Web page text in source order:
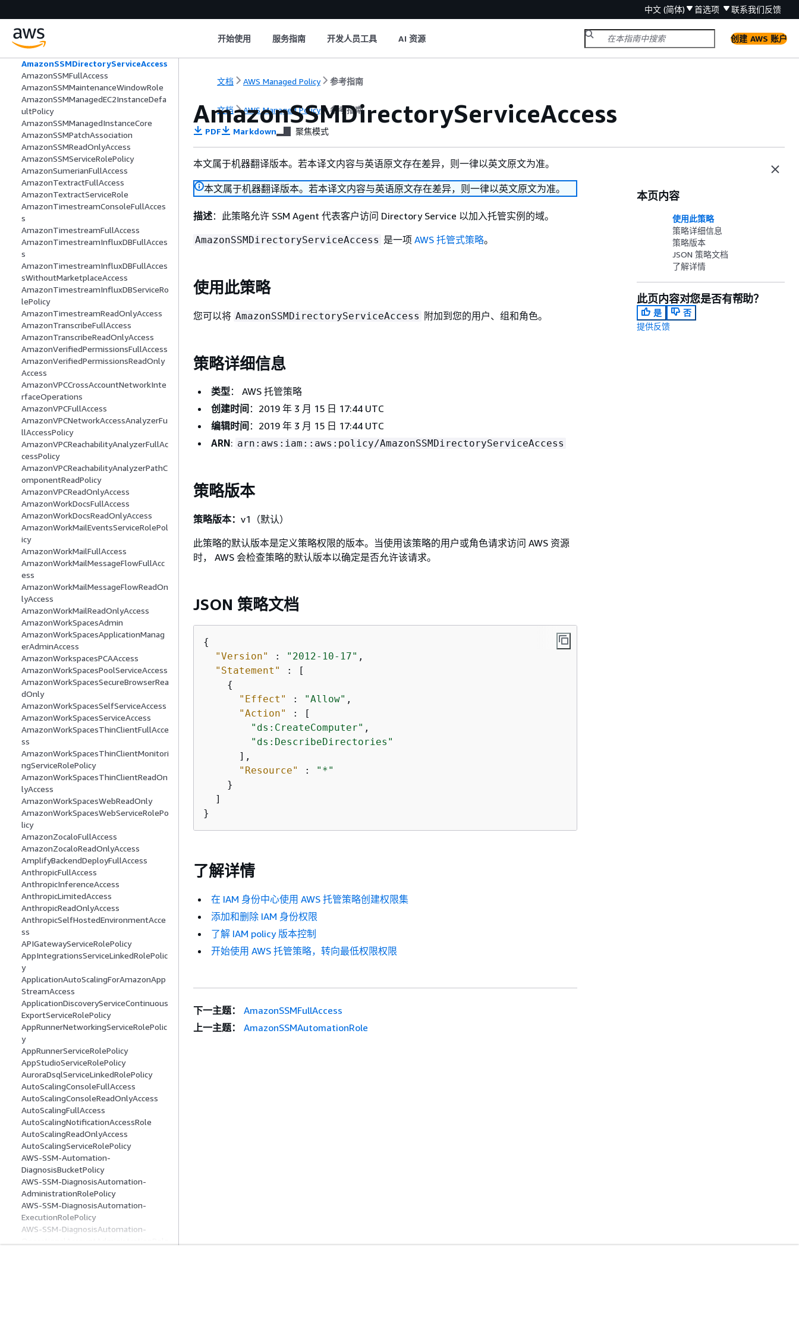
中文 (简体) 首选项 联系我们反馈
开始使用 服务指南 开发人员工具 AI 资源 创建 AWS 账户
AmazonSSMAutomationApproverAcce
ss
AmazonSSMAutomationRole
AmazonSSMDirectoryServiceAccess
AmazonSSMFullAccess
AmazonSSMMaintenanceWindowRole
AmazonSSMManagedEC2InstanceDefa
ultPolicy
AmazonSSMManagedInstanceCore
AmazonSSMPatchAssociation
AmazonSSMReadOnlyAccess
AmazonSSMServiceRolePolicy
AmazonSumerianFullAccess
AmazonTextractFullAccess
AmazonTextractServiceRole
AmazonTimestreamConsoleFullAcces
s
AmazonTimestreamFullAccess
AmazonTimestreamInfluxDBFullAcces
s
AmazonTimestreamInfluxDBFullAcces
sWithoutMarketplaceAccess
AmazonTimestreamInfluxDBServiceRo
lePolicy
AmazonTimestreamReadOnlyAccess
AmazonTranscribeFullAccess
AmazonTranscribeReadOnlyAccess
AmazonVerifiedPermissionsFullAccess
AmazonVerifiedPermissionsReadOnly
Access
AmazonVPCCrossAccountNetworkInte
rfaceOperations
AmazonVPCFullAccess
AmazonVPCNetworkAccessAnalyzerFu
llAccessPolicy
AmazonVPCReachabilityAnalyzerFullAc
cessPolicy
AmazonVPCReachabilityAnalyzerPathC
omponentReadPolicy
AmazonVPCReadOnlyAccess
AmazonWorkDocsFullAccess
AmazonWorkDocsReadOnlyAccess
AmazonWorkMailEventsServiceRolePol
icy
AmazonWorkMailFullAccess
AmazonWorkMailMessageFlowFullAcc
ess
AmazonWorkMailMessageFlowReadOn
lyAccess
AmazonWorkMailReadOnlyAccess
AmazonWorkSpacesAdmin
AmazonWorkSpacesApplicationManag
erAdminAccess
AmazonWorkspacesPCAAccess
AmazonWorkSpacesPoolServiceAccess
AmazonWorkSpacesSecureBrowserRea
dOnly
AmazonWorkSpacesSelfServiceAccess
AmazonWorkSpacesServiceAccess
AmazonWorkSpacesThinClientFullAcce
ss
AmazonWorkSpacesThinClientMonitori
ngServiceRolePolicy
AmazonWorkSpacesThinClientReadOn
lyAccess
AmazonWorkSpacesWebReadOnly
AmazonWorkSpacesWebServiceRolePo
licy
AmazonZocaloFullAccess
AmazonZocaloReadOnlyAccess
AmplifyBackendDeployFullAccess
AnthropicFullAccess
AnthropicInferenceAccess
AnthropicLimitedAccess
AnthropicReadOnlyAccess
AnthropicSelfHostedEnvironmentAcce
ss
APIGatewayServiceRolePolicy
AppIntegrationsServiceLinkedRolePolic
y
ApplicationAutoScalingForAmazonApp
StreamAccess
ApplicationDiscoveryServiceContinuous
ExportServiceRolePolicy
AppRunnerNetworkingServiceRolePolic
y
AppRunnerServiceRolePolicy
AppStudioServiceRolePolicy
AuroraDsqlServiceLinkedRolePolicy
AutoScalingConsoleFullAccess
AutoScalingConsoleReadOnlyAccess
AutoScalingFullAccess
AutoScalingNotificationAccessRole
AutoScalingReadOnlyAccess
AutoScalingServiceRolePolicy
AWS-SSM-Automation-
DiagnosisBucketPolicy
AWS-SSM-DiagnosisAutomation-
AdministrationRolePolicy
AWS-SSM-DiagnosisAutomation-
ExecutionRolePolicy
AWS-SSM-DiagnosisAutomation-
文档 AWS Managed Policy 参考指南
文档 AWS Managed Policy 参考指南
AmazonSSMDirectoryServiceAccess
PDF Markdown 聚焦模式
本文属于机器翻译版本。若本译文内容与英语原文存在差异，则一律以英文原文为准。
本文属于机器翻译版本。若本译文内容与英语原文存在差异，则一律以英文原文为准。
描述：此策略允许 SSM Agent 代表客户访问 Directory Service 以加入托管实例的域。
AmazonSSMDirectoryServiceAccess 是一项 AWS 托管式策略。
使用此策略
您可以将 AmazonSSMDirectoryServiceAccess 附加到您的用户、组和角色。
策略详细信息
类型： AWS 托管策略
创建时间 ：2019 年 3 月 15 日 17:44 UTC
编辑时间 ：2019 年 3 月 15 日 17:44 UTC
ARN: arn:aws:iam::aws:policy/AmazonSSMDirectoryServiceAccess
策略版本
策略版本： v1（默认）
此策略的默认版本是定义策略权限的版本。当使用该策略的用户或角色请求访问 AWS 资源
时， AWS 会检查策略的默认版本以确定是否允许该请求。
JSON 策略文档
{
"Version"
: "2012-10-17" ,
"Statement"
: [
{
"Effect"
: "Allow" ,
"Action"
: [
"ds:CreateComputer" ,
"ds:DescribeDirectories"
      ],
"Resource"
:
"*"
    }
  ]
}
了解详情
在 IAM 身份中心使用 AWS 托管策略创建权限集
添加和删除 IAM 身份权限
了解 IAM policy 版本控制
开始使用 AWS 托管策略，转向最低权限权限
本页内容
使用此策略
策略详细信息
策略版本
JSON 策略文档
了解详情
此页内容对您是否有帮助？
是
否
提供反馈
下一主题：
AmazonSSMFullAccess
上一主题：
AmazonSSMAutomationRole